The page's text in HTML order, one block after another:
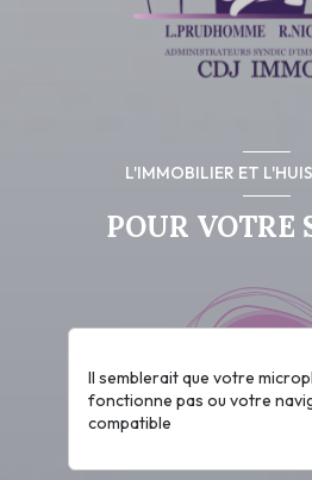
L'IMMOBILIER ET
POUR VOTRE
Il semblerait que votre
fonctionne pas ou votre
compatible